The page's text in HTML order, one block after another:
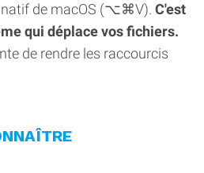
natif de macOS (⌥⌘V). C'est
qui déplace vos fichiers.
de rendre les raccourcis